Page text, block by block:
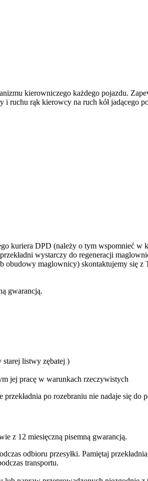
kierowniczego każdego pojazdu.
i ruchu rąk kierowcy na ruch kół jadącego
kuriera DPD (należy o tym wspomnieć w
wystarczy do regeneracji
maglownicy) skontaktujemy się z
gwarancją.
listwy zębatej )
jej pracę w warunkach rzeczywistych
po rozebraniu nie nadaje się do
z 12 miesięczną pisemną gwarancją.
odbioru przesyłki. Pamiętaj
transportu.